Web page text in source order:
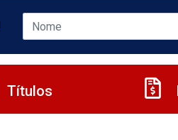
Títulos